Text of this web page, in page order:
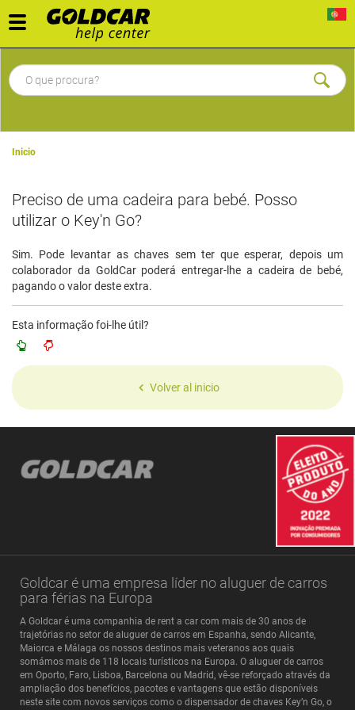
Toggle
navigation
Inicio
Preciso de uma cadeira para bebé. Posso
utilizar o Key'n Go?
Sim. Pode levantar as chaves sem ter que esperar, depois um
colaborador da GoldCar poderá entregar-lhe a cadeira de bebé,
pagando o valor deste extra.
Esta informação foi-lhe útil?
Volver al inicio
Goldcar é uma empresa líder no aluguer de carros
para férias na Europa
A Goldcar é uma companhia de rent a car com mais de 30 anos de
trajetórias no setor de aluguer de carros em Espanha, sendo Alicante,
Maiorca e Málaga os nossos destinos mais veteranos aos quais
somámos mais de 118 locais turísticos na Europa. O aluguer de carros
em Oporto, Faro, Lisboa, Barcelona ou Madrid, vê-se reforçado através da
ampliação dos benefícios, pacotes e vantagens que estão disponíveis
neste site com novos serviços como o dispensador de chaves Key’n Go, o